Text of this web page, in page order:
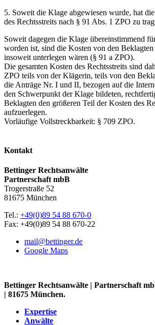
5. Soweit die Klage abgewiesen wurde, hat
des Rechtsstreits nach § 91 Abs. 1 ZPO zu
Soweit dagegen die Klage übereinstimmend
worden ist, sind die Kosten von den Beklagten
insoweit unterlegen wären (§ 91 a ZPO).
Die gesamten Kosten des Rechtsstreits sind
ZPO teils von der Klägerin, teils von den
die Anträge Nr. I und II, bezogen auf die
den Schwerpunkt der Klage bildeten,
Beklagten den größeren Teil der Kosten des
aufzuerlegen.
Vorläufige Vollstreckbarkeit: § 709 ZPO.
Kontakt
Bettinger Rechtsanwälte
Partnerschaft mbB
Trogerstraße 52
81675 München
Tel.: +49(0)89 54 88 670-0
Fax: +49(0)89 54 88 670-22
mail@bettinger.de
Google Maps
Bettinger Rechtsanwälte | Partnerschaft
| 81675 München.
Expertise
Anwälte